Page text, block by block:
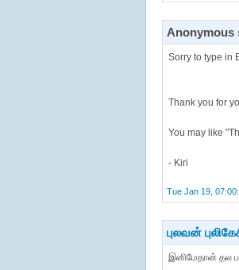
Anonymous
Sorry to type in
Thank you for
You may like
- Kiri
Tue Jan 19,
புலவன்
இனிமேதான் தல